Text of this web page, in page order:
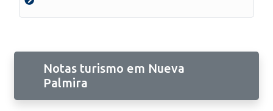
Notas turismo em Nueva
Palmira